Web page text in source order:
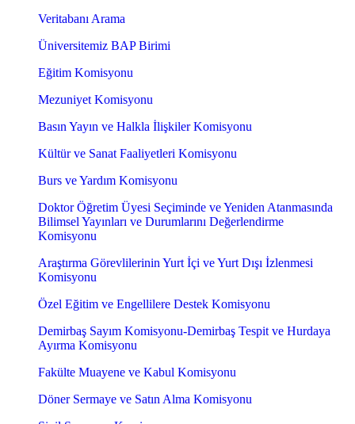
Veritabanı Arama
Üniversitemiz BAP Birimi
Eğitim Komisyonu
Mezuniyet Komisyonu
Basın Yayın ve Halkla İlişkiler Komisyonu
Kültür ve Sanat Faaliyetleri Komisyonu
Burs ve Yardım Komisyonu
Doktor Öğretim Üyesi Seçiminde ve Yeniden Atanmasında
Bilimsel Yayınları ve Durumlarını Değerlendirme
Komisyonu
Araştırma Görevlilerinin Yurt İçi ve Yurt Dışı İzlenmesi
Komisyonu
Özel Eğitim ve Engellilere Destek Komisyonu
Demirbaş Sayım Komisyonu-Demirbaş Tespit ve Hurdaya
Ayırma Komisyonu
Fakülte Muayene ve Kabul Komisyonu
Döner Sermaye ve Satın Alma Komisyonu